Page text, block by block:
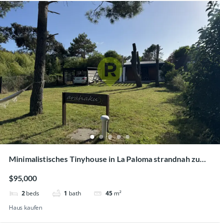
Minimalistisches Tinyhouse in La Paloma strandnah zu
$95,000
2 beds 1 bath 45 m²
Haus kaufen